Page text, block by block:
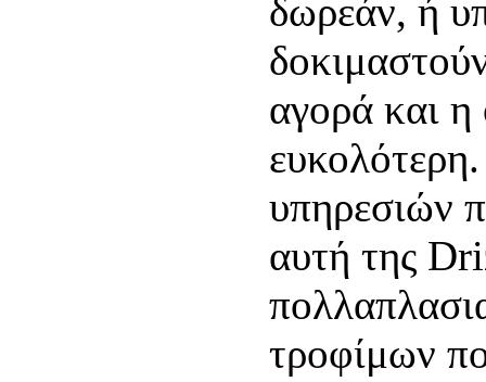
δωρεάν, ή
αγορά και η
υπηρεσιών
αυτή της
τροφίμων